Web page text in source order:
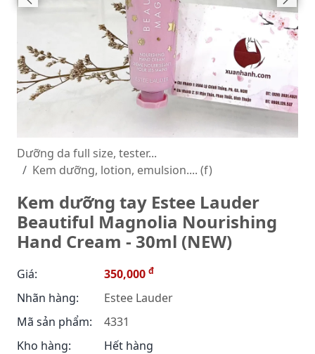
Dưỡng da full size, tester...
Kem dưỡng, lotion, emulsion.... (f)
Kem dưỡng tay Estee Lauder
Beautiful Magnolia Nourishing
Hand Cream - 30ml (NEW)
Giá: 350,000 đ
Nhãn hàng:
Estee Lauder
Mã sản phẩm:
4331
Kho hàng:
Hết hàng